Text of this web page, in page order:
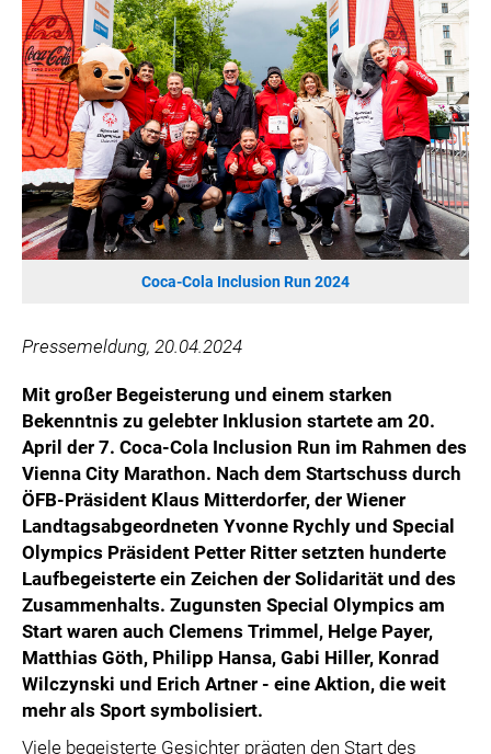
VIER HOCH VIER
ALFIES
HANNERSBERG
WILHELM-EXNER-MEDAILLEN STIFTUNG
ADMIRAL SPORTWETTEN
EWP RECYCLING PFAND ÖSTERREICH
ANNEMARIE CHARITY
IMPERIAL MARKETS
TRÄGERVEREIN EINWEGPFAND
MEDIA
LOGOS
COCA COLA
PRESSEKONTAKT
Coca-Cola Inclusion Run 2024
Pressemeldung, 20.04.2024
Mit großer Begeisterung und einem starken
Bekenntnis zu gelebter Inklusion startete am 20.
April der 7. Coca-Cola Inclusion Run im Rahmen des
Vienna City Marathon. Nach dem Startschuss durch
ÖFB-Präsident Klaus Mitterdorfer, der Wiener
Landtagsabgeordneten Yvonne Rychly und Special
Olympics Präsident Petter Ritter setzten hunderte
Laufbegeisterte ein Zeichen der Solidarität und des
Zusammenhalts. Zugunsten Special Olympics am
Start waren auch Clemens Trimmel, Helge Payer,
Matthias Göth, Philipp Hansa, Gabi Hiller, Konrad
Wilczynski und Erich Artner - eine Aktion, die weit
mehr als Sport symbolisiert.
Viele begeisterte Gesichter prägten den Start des